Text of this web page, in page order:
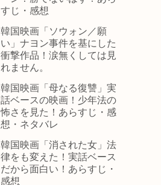
すじ・感想
韓国映画「ソウォン／願
い」ナヨン事件を基にした
衝撃作品！涙無くしては見
れません。
韓国映画「母なる復讐」実
話ベースの映画！少年法の
怖さを見た！あらすじ・感
想・ネタバレ
韓国映画「消された女」法
律をも変えた！実話ベース
だから面白い！あらすじ・
感想